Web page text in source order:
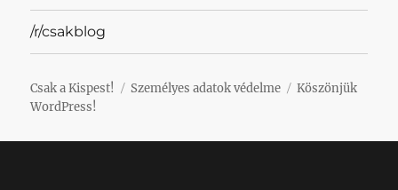
/r/csakblog
Csak a Kispest! Személyes adatok védelme
Köszönjük
WordPress!